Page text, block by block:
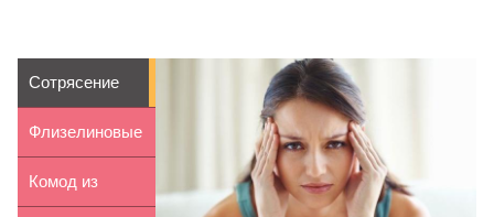
Сотрясение
головного
мозга: сим...
Флизелиновые
обои: плюсы и
Комод из